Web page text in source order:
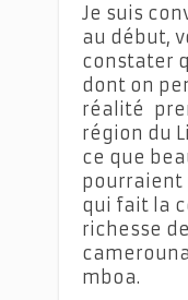
Je suis
au début,
constater
dont on
réalité
région du
ce que
pourraient
qui fait la
richesse
mboa.